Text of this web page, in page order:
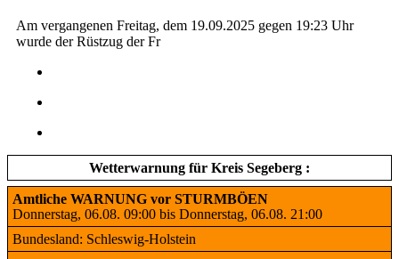
Am vergangenen Freitag, dem 19.09.2025 gegen 19:23 Uhr
wurde der Rüstzug der Fr
Wetterwarnung für Kreis Segeberg :
Amtliche WARNUNG vor STURMBÖEN
Donnerstag, 06.08. 09:00 bis Donnerstag, 06.08. 21:00
Bundesland: Schleswig-Holstein